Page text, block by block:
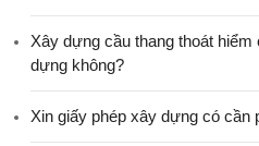
Xây dựng cầu thang thoát
dựng không?
Xin giấy phép xây dựng có cần